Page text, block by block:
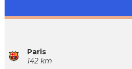
Paris
142 km